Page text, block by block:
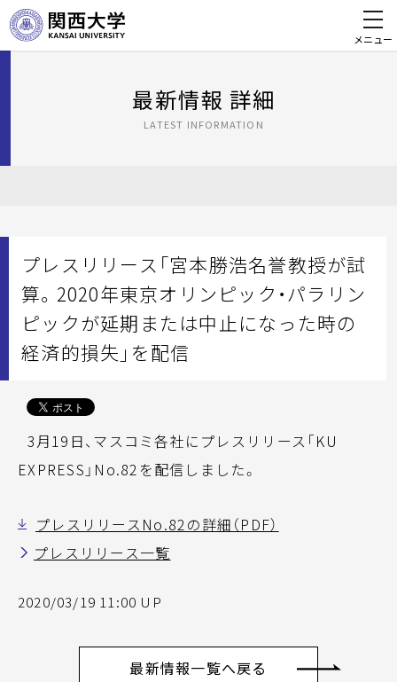
メニュー
最新情報 詳細
LATEST INFORMATION
プレスリリース「宮本勝浩名誉教授が試
算。2020年東京オリンピック・パラリン
ピックが延期または中止になった時の
経済的損失」を配信
3月19日、マスコミ各社にプレスリリース「KU
EXPRESS」No.82を配信しました。
プレスリリースNo.82の詳細（PDF）
プレスリリース一覧
2020/03/19 11:00 UP
最新情報一覧へ戻る